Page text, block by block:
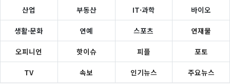
산업 부동산 IT·과학 바이오
생활·문화 연예 스포츠 연재물
오피니언 핫이슈 피플 포토
TV 속보 인기뉴스 주요뉴스